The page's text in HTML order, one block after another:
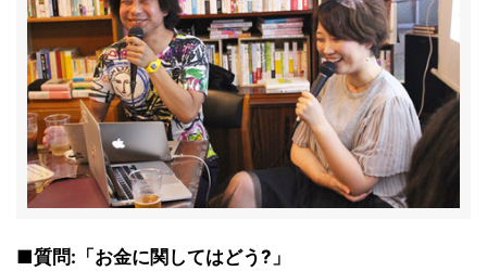
■質問:「お金に関してはどう?」